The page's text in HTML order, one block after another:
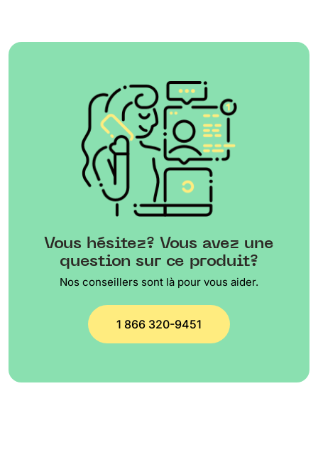
Vous hésitez? Vous avez une
question sur ce produit?
Nos conseillers sont là pour vous aider.
1 866 320-9451